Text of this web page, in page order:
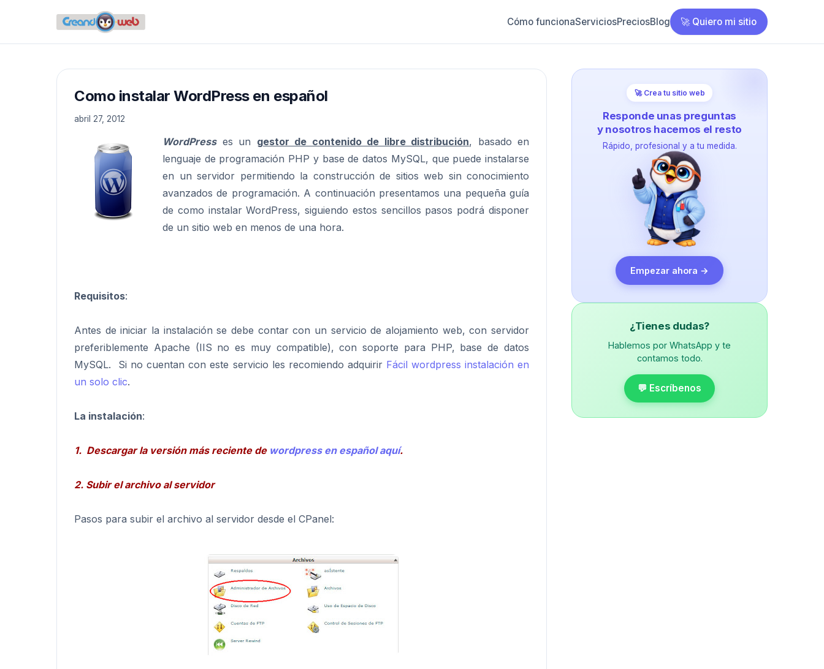
Cómo funcionaServiciosPreciosBlog 🚀 Quiero mi sitio
Como instalar WordPress en español
abril 27, 2012
WordPresses un gestor de contenido de libre distribución, basado en
lenguaje de programación PHP y base de datos MySQL, que puede instalarse
en un servidor permitiendo la construcción de sitios web sin conocimiento
avanzados de programación. A continuación presentamos una pequeña guía
de como instalar WordPress, siguiendo estos sencillos pasos podrá disponer
de un sitio web en menos de una hora.
Requisitos:
Antes de iniciar la instalación se debe contar con un servicio de alojamiento web, con servidor
preferiblemente Apache (IIS no es muy compatible), con soporte para PHP, base de datos
MySQL. Si no cuentan con este servicio les recomiendo adquirir Fácil wordpress instalación en
un solo clic.
La instalación:
1. Descargar la versión más reciente de wordpress en español aquí.
2. Subir el archivo al servidor
Pasos para subir el archivo al servidor desde el CPanel:
🚀 Crea tu sitio web
Responde unas preguntas
y nosotros hacemos el resto
Rápido, profesional y a tu medida.
Empezar ahora →
¿Tienes dudas?
Hablemos por WhatsApp y te
contamos todo.
💬 Escríbenos